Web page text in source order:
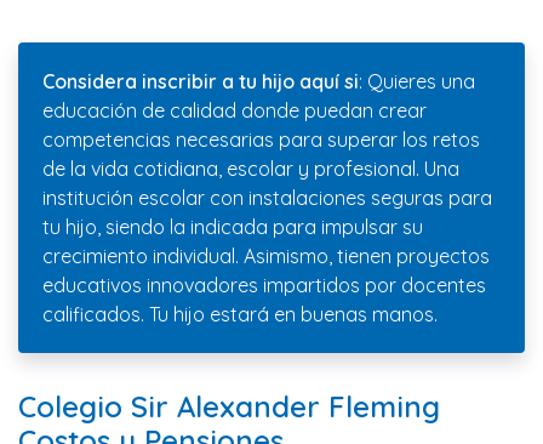
Considera inscribir a tu hijo aquí si: Quieres una
educación de calidad donde puedan crear
competencias necesarias para superar los retos
de la vida cotidiana, escolar y profesional. Una
institución escolar con instalaciones seguras para
tu hijo, siendo la indicada para impulsar su
crecimiento individual. Asimismo, tienen proyectos
educativos innovadores impartidos por docentes
calificados. Tu hijo estará en buenas manos.
Colegio Sir Alexander Fleming